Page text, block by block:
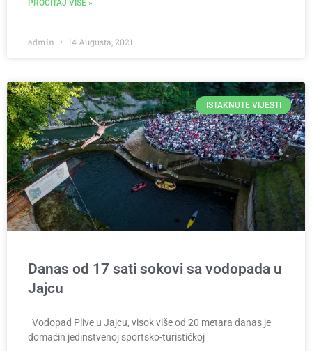
PROČITAJ VIŠE »
admin 14 Augusta, 2021
ISTAKNUTE VIJESTI
Danas od 17 sati sokovi sa vodopada u
Jajcu
Vodopad Plive u Jajcu, visok više od 20 metara danas je
domaćin jedinstvenoj sportsko-turističkoj